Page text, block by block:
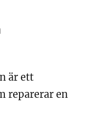
är ett
reparerar en